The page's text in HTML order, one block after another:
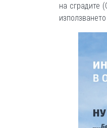
на сградите